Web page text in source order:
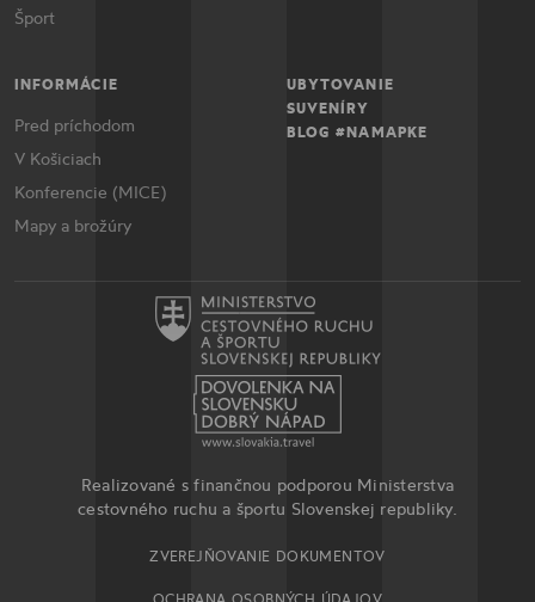
Šport
INFORMÁCIE
Pred príchodom
V Košiciach
Konferencie (MICE)
Mapy a brožúry
UBYTOVANIE
SUVENÍRY
BLOG #NAMAPKE
Realizované s finančnou podporou Ministerstva
cestovného ruchu a športu Slovenskej republiky.
ZVEREJŇOVANIE DOKUMENTOV